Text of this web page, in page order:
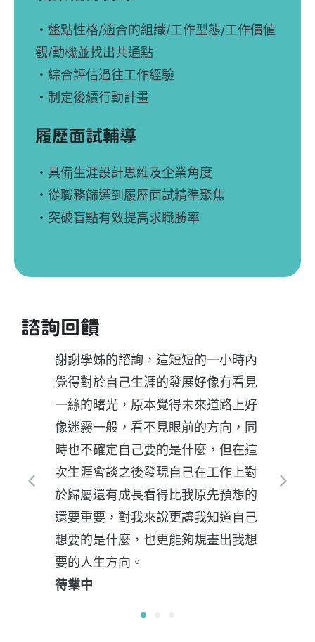
・盤點性格/適合的組織/工作型態/工作價値
觀/動機並找出共通點
・綜合評估過往工作經驗
・制定後續行動計畫
履歷面試輔導
・具備生涯設計思維及企業角度
・從職務篩選到履歷面試精準聚焦
・突破盲點有效提高求職勝率
諮詢回饋
謝謝學姊的諮詢，這短短的一小時內
覺得對於自己生涯的發展好像有看見
一絲的曙光，原本覺得未來道路上好
像迷霧一般，看不見眼前的方向，同
時也不確定自己要的是什麼，但在這
次生涯會談之後發現自己在工作上對
於歸屬還有成長看得比我原先預想的
還要重要，對我來說更讓我知道自己
想要的是什麼，也更能夠規畫出我想
要的人生方向。
待業中